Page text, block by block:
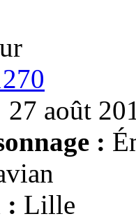
27 août
:
: Lille